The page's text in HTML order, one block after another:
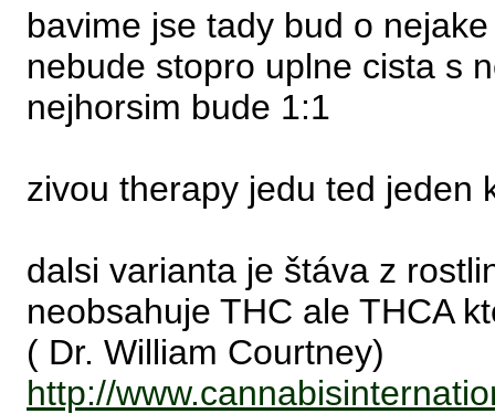
bavime jse tady bud o
nebude stopro uplne cista s
nejhorsim bude 1:1
zivou therapy jedu ted jeden
dalsi varianta je štáva z
neobsahuje THC ale THCA
( Dr. William Courtney)
http://